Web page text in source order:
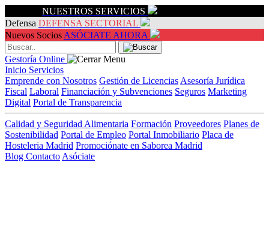
NUESTROS SERVICIOS
Defensa DEFENSA SECTORIAL
Nuevos Socios ASÓCIATE AHORA
Gestoría Online
Inicio Servicios
Emprende con Nosotros Gestión de Licencias Asesoría Jurídica
Fiscal Laboral Financiación y Subvenciones Seguros Marketing
Digital Portal de Transparencia
Calidad y Seguridad Alimentaria Formación Proveedores Planes de
Sostenibilidad Portal de Empleo Portal Inmobiliario Placa de
Hosteleria Madrid Promociónate en Saborea Madrid
Blog Contacto Asóciate